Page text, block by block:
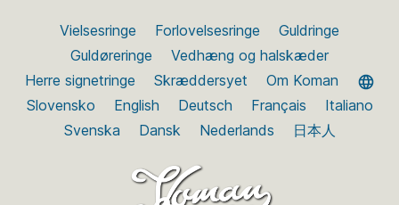
Vielsesringe Forlovelsesringe
Guldringe
Guldøreringe
Vedhæng og halskæder
Herre signetringe
Skræddersyet
Om Koman
Slovensko
English Deutsch Français
Italiano
Svenska
Dansk Nederlands 日本人